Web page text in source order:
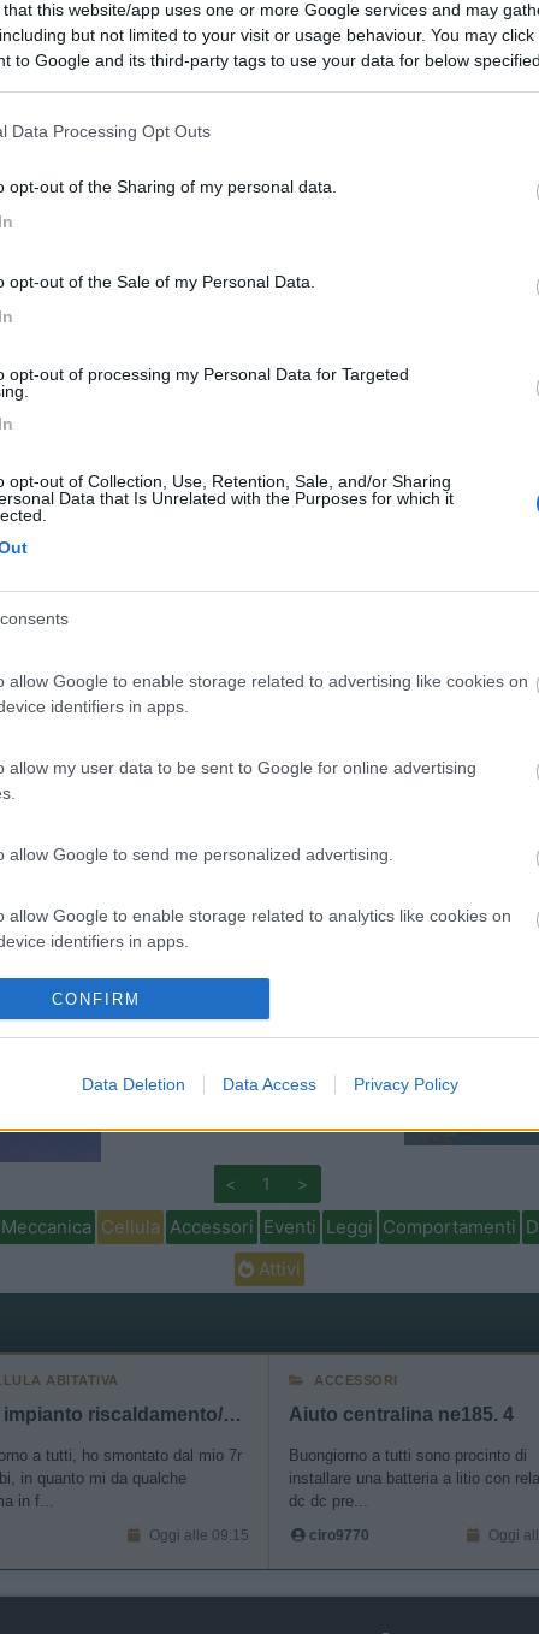
that this website/app uses one or more Google services and may
but not limited to your visit or usage behaviour. You may
to Google and its third-party tags to use your data for below
Data Processing Opt Outs
opt-out of the Sharing of my personal data.
opt-out of the Sale of my Personal Data.
opt-out of processing my Personal Data for Targeted
opt-out of Collection, Use, Retention, Sale, and/or Sharing
Data that Is Unrelated with the Purposes for which it
allow Google to enable storage related to advertising like cookies on
identifiers in apps.
allow my user data to be sent to Google for online advertising
allow Google to send me personalized advertising.
allow Google to enable storage related to analytics like cookies on
identifiers in apps.
allow Google to enable storage related to functionality of the website
allow Google to enable storage related to personalization.
allow Google to enable storage related to security, including
functionality and fraud prevention, and other user protection.
CONFIRM
Data Deletion Data Access Privacy Policy
la guarnizione e regolando le cerniere del portellone che in
il perimetro, dove vedi che passa la. Luce... Li devi intervenire
mio camper del 2003 è sempre rimessato, per qualche tempo è dovuto
...
all' interno ma ho trovato bagnata la parte inferiore di legno del
da tre punti, dal bordo o contorno, dalle serrature oppure dalle
di risolvere con una buona sigillatura sulle parti indicate
sperando che non sia marcito il telaio interno in legno, ciaoo.
Tour
< 1 >
Meccanica Cellula Accessori Eventi Leggi Comportamenti
Attivi
ABITATIVA
Aiuto impianto riscaldamento/acqua Ecovip 7r
a tutti, ho smontato dal mio 7r
in quanto mi da qualche
in f...
Oggi alle 09:15
ACCESSORI
Aiuto centralina ne185. 4
Buongiorno a tutti sono procinto di
installare una batteria a litio con
dc dc pre...
ciro9770 Oggi